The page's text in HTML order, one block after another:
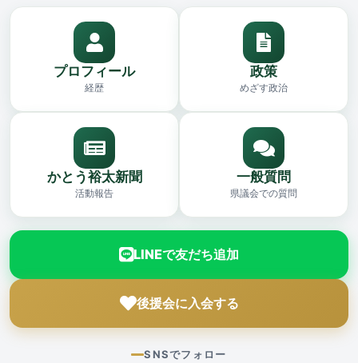
プロフィール
経歴
政策
めざす政治
かとう裕太新聞
活動報告
一般質問
県議会での質問
LINEで友だち追加
後援会に入会する
SNSでフォロー